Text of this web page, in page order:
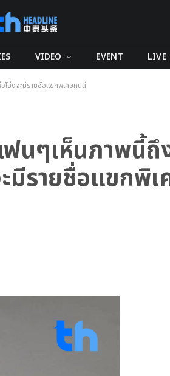
VIDEO EVENT LIVE
โย่งจะมีรายชื่อแขกพิเศษคนนี้
นๆเห็นภาพนี้ถึ
มีรายชื่อแขกพิ